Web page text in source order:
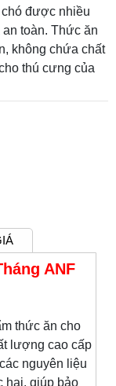
được nhiều
toàn. Thức ăn
không chứa chất
thú cưng của
ANF
thức ăn cho
lượng cao cấp
nguyên liệu
hại, giúp bảo